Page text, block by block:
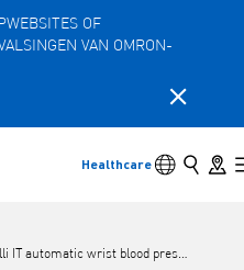
OF
VAN OMRON-
Healthcare Schakelaar
Zoeken
automatic wrist blood pressure monitor